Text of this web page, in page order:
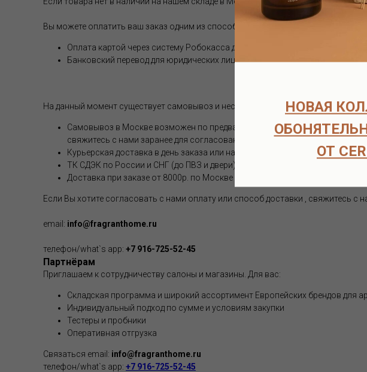
НОВАЯ
ОТ
Вы можете оплатить ваш заказ одним из способов (оплата возможна только
Оплата картой через систему Робокасса для физических лиц
Банковский перевод для юридических лиц
На данный момент существует самовывоз и несколько способов доставки:
Самовывоз в Москве возможен по предварительной договоренности по
свяжитесь с нами заранее для согласования.
Курьерская доставка в день заказа или на следующий день по Москве
ТК СДЭК по России и СНГ (до ПВЗ и двери). Стоимость доставки 300-700р,
Доставка при заказе от 8000р. по Москве и РФ бесплатно
Если Вы хотите согласовать с нами оплату или способ доставки , свяжитесь
email: info@fragranthome.ru
телефон/what`s app: +7 916-725-52-45
Партнёрам
Приглашаем к сотрудничеству салоны и магазины. Для вас:
Складская программа и широкий ассортимент Европейских брендов для
Индивидуальный подход по сумме и условиям закупки
Тестеры и пробники
Оперативная отгрузка
Связаться email: info@fragranthome.ru
телефон/what`s app: +7 916-725-52-45